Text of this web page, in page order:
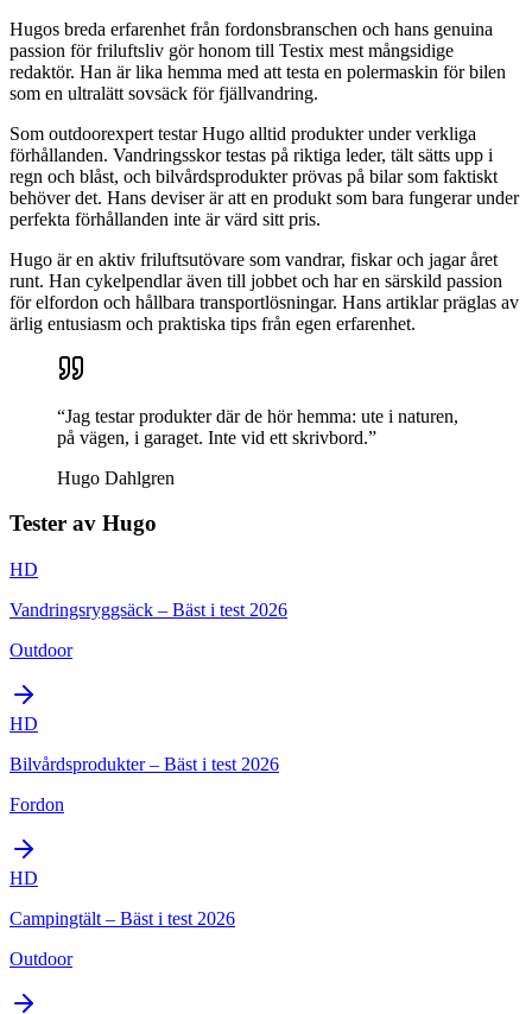
Hugos breda erfarenhet från fordonsbranschen och hans genuina
passion för friluftsliv gör honom till Testix mest mångsidige
redaktör. Han är lika hemma med att testa en polermaskin för bilen
som en ultralätt sovsäck för fjällvandring.
Som outdoorexpert testar Hugo alltid produkter under verkliga
förhållanden. Vandringsskor testas på riktiga leder, tält sätts upp i
regn och blåst, och bilvårdsprodukter prövas på bilar som faktiskt
behöver det. Hans deviser är att en produkt som bara fungerar under
perfekta förhållanden inte är värd sitt pris.
Hugo är en aktiv friluftsutövare som vandrar, fiskar och jagar året
runt. Han cykelpendlar även till jobbet och har en särskild passion
för elfordon och hållbara transportlösningar. Hans artiklar präglas av
ärlig entusiasm och praktiska tips från egen erfarenhet.
“Jag testar produkter där de hör hemma: ute i naturen,
på vägen, i garaget. Inte vid ett skrivbord.”
Hugo Dahlgren
Tester av Hugo
HD
Vandringsryggsäck – Bäst i test 2026
Outdoor
HD
Bilvårdsprodukter – Bäst i test 2026
Fordon
HD
Campingtält – Bäst i test 2026
Outdoor